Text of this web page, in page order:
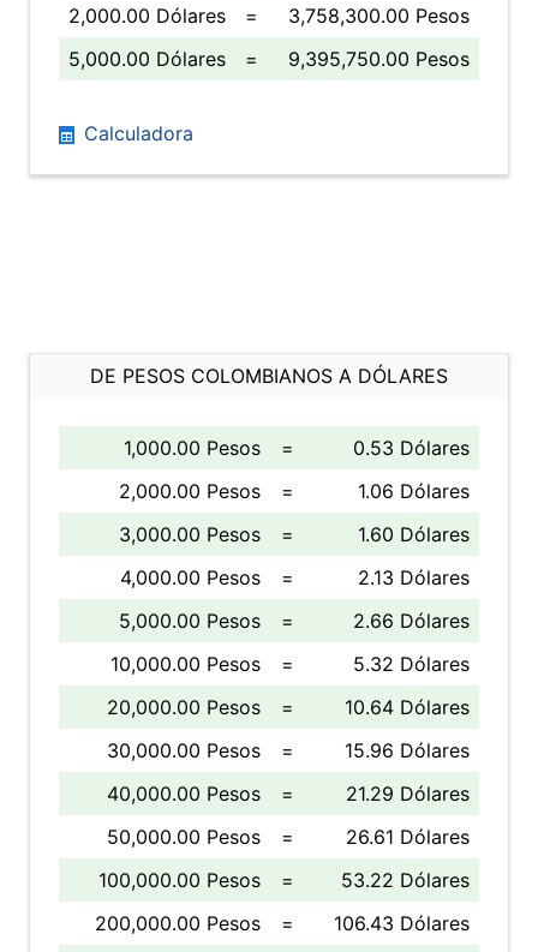
2,000.00 Dólares
=
3,758,300.00 Pesos
5,000.00 Dólares
= 9,395,750.00 Pesos
Calculadora
DE PESOS COLOMBIANOS A DÓLARES
1,000.00 Pesos =
0.53 Dólares
2,000.00 Pesos
=
1.06 Dólares
3,000.00 Pesos
=
1.60 Dólares
4,000.00 Pesos
=
2.13 Dólares
5,000.00 Pesos
=
2.66 Dólares
10,000.00 Pesos
=
5.32 Dólares
20,000.00 Pesos
=
10.64 Dólares
30,000.00 Pesos
=
15.96 Dólares
40,000.00 Pesos
=
21.29 Dólares
50,000.00 Pesos
=
26.61 Dólares
100,000.00 Pesos
=
53.22 Dólares
200,000.00 Pesos
= 106.43 Dólares